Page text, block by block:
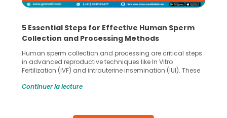
5 Essential Steps for Effective Human Sperm
Collection and Processing Methods
Human sperm collection and processing are critical steps
in advanced reproductive techniques like In Vitro
Fertilization (IVF) and intrauterine insemination (IUI). These
challenges and help couples achieve their dream of
collected, they process the
Continuer la lecture